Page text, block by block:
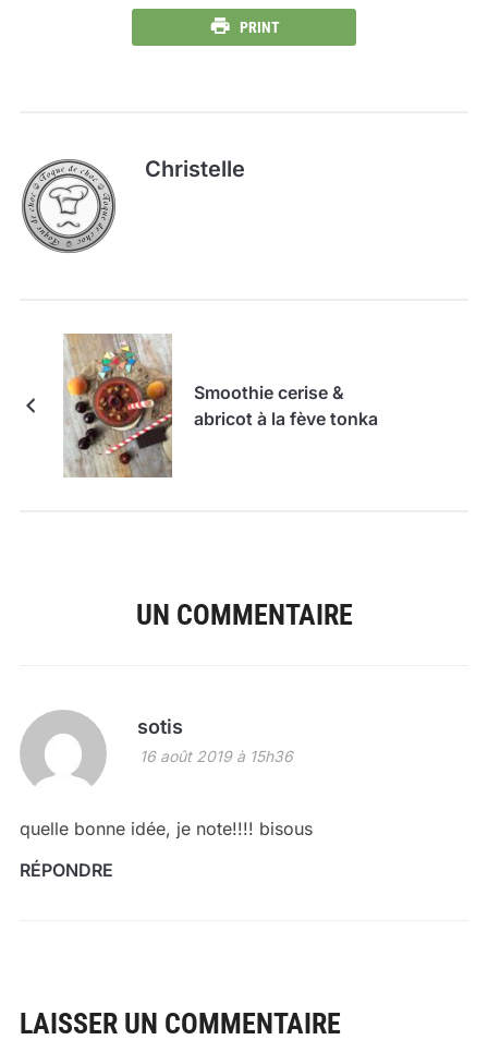
PRINT
Christelle
Smoothie cerise &
abricot à la fève tonka
UN COMMENTAIRE
sotis
16 août 2019 à 15h36
quelle bonne idée, je note!!!! bisous
RÉPONDRE
LAISSER UN COMMENTAIRE